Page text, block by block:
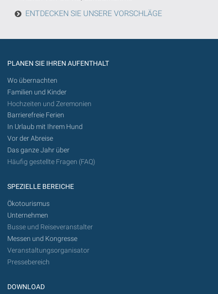
Zukunft
werden
ENTDECKEN SIE UNSERE VORSCHLÄGE
PLANEN SIE IHREN AUFENTHALT
Wo übernachten
Familien und Kinder
Hochzeiten und Zeremonien
Barrierefreie Ferien
In Urlaub mit Ihrem Hund
Vor der Abreise
Das ganze Jahr über
Häufig gestellte Fragen (FAQ)
SPEZIELLE BEREICHE
Ökotourismus
Unternehmen
Busse und Reiseveranstalter
Messen und Kongresse
Veranstaltungsorganisator
Pressebereich
DOWNLOAD